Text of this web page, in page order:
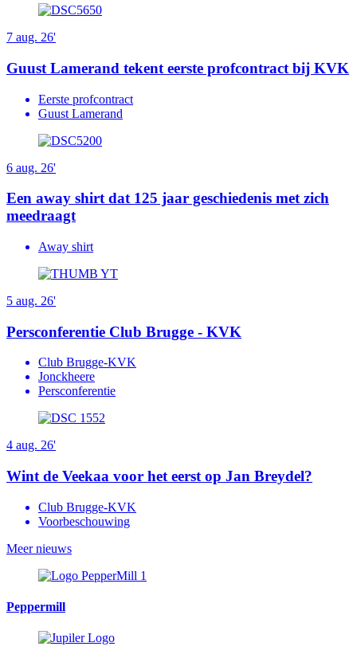
7 aug. 26'
Guust Lamerand tekent eerste profcontract bij KVK
Eerste profcontract
Guust Lamerand
6 aug. 26'
Een away shirt dat 125 jaar geschiedenis met zich
meedraagt
Away shirt
5 aug. 26'
Persconferentie Club Brugge - KVK
Club Brugge-KVK
Jonckheere
Persconferentie
4 aug. 26'
Wint de Veekaa voor het eerst op Jan Breydel?
Club Brugge-KVK
Voorbeschouwing
Meer nieuws
Peppermill